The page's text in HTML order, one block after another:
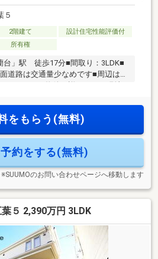
５
2階建て
設計住宅性能評価付
所有権
台」駅 徒歩17分■間取り：3LDK■
道路は交通量少なめです■周辺は新
をもらう(無料)
約をする(無料)
※SUUMOのお問い合わせページへ移動します
５ 2,390万円 3LDK